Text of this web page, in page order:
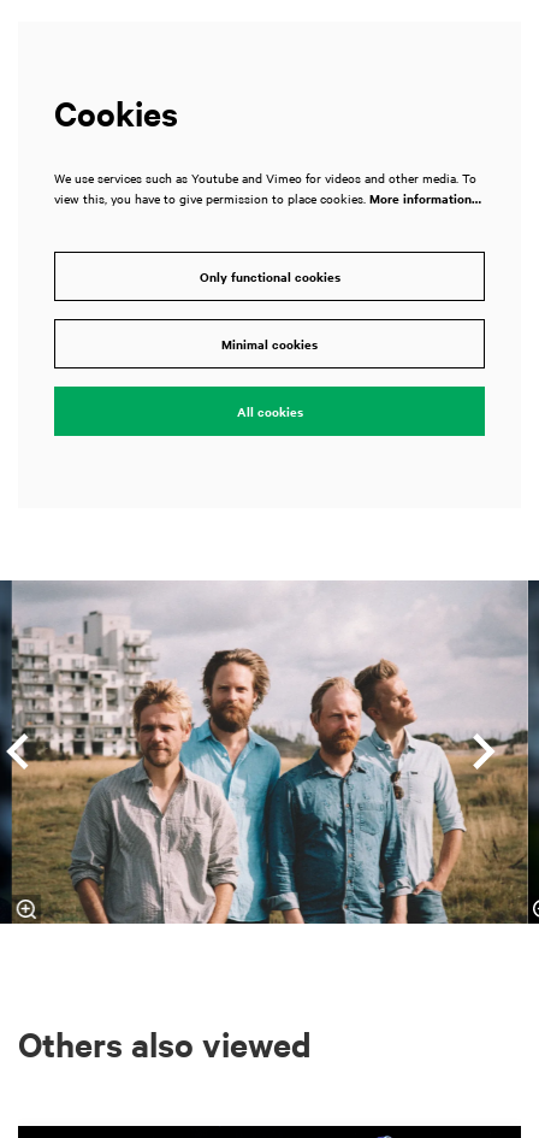
Cookies
We use services such as Youtube and Vimeo for videos and other media. To
view this, you have to give permission to place cookies. More information…
Only functional cookies
Minimal cookies
All cookies
Others also viewed